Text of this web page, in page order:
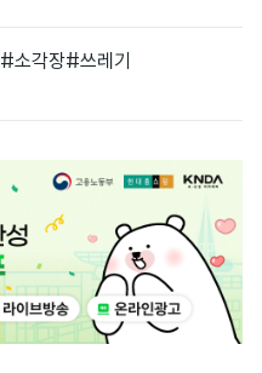
#소각장#쓰레기